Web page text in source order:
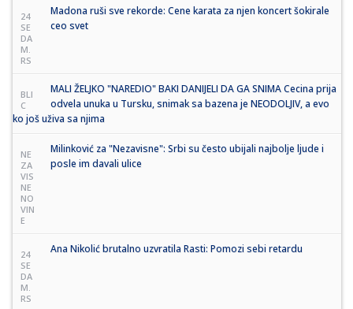
24
SE
DA
M.
RS
Madona ruši sve rekorde: Cene karata za njen koncert šokirale
ceo svet
BLI
C
MALI ŽELJKO "NAREDIO" BAKI DANIJELI DA GA SNIMA Cecina prija
odvela unuka u Tursku, snimak sa bazena je NEODOLJIV, a evo
ko još uživa sa njima
NE
ZA
VIS
NE
NO
VIN
E
Milinković za "Nezavisne": Srbi su često ubijali najbolje ljude i
posle im davali ulice
24
SE
DA
M.
RS
Ana Nikolić brutalno uzvratila Rasti: Pomozi sebi retardu